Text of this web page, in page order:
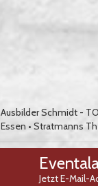
Ausbilder Schmidt -
Essen •Stratmanns
Jetzt E-Mail-